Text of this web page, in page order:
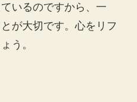
いるのですから、一
が大切です。心をリフ
う。